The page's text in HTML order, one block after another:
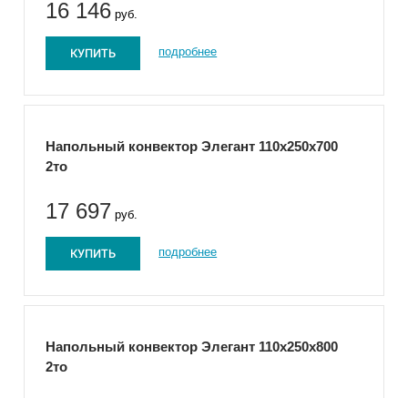
16 146 руб.
КУПИТЬ подробнее
Напольный конвектор Элегант 110x250x700
2то
17 697 руб.
КУПИТЬ подробнее
Напольный конвектор Элегант 110x250x800
2то